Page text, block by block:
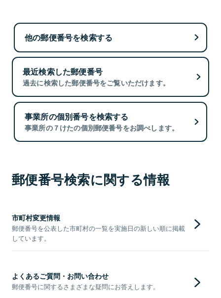
他の郵便番号を検索する
最近検索した郵便番号
過去に検索した郵便番号をご覧いただけます。
事業所の個別番号を検索する
事業所の７けたの個別郵便番号をお調べします。
郵便番号検索に関する情報
市町村変更情報
郵便番号を公表した市町村の一覧を実施日の新しい順に掲載
しています。
よくあるご質問・お問い合わせ
郵便番号に関するさまざまな疑問にお答えします。